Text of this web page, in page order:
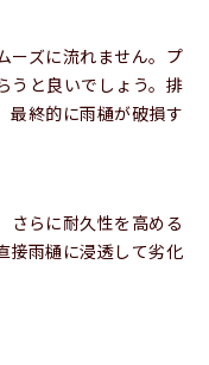
ーズに流れません。プ
うと良いでしょう。排
最終的に雨樋が破損す
さらに耐久性を高める
接雨樋に浸透して劣化